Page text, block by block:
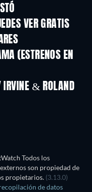
VER GRATIS
(ESTRENOS EN
IRVINE & ROLAND
Todos los
son propiedad de
propietarios. (3.13.0)
de datos